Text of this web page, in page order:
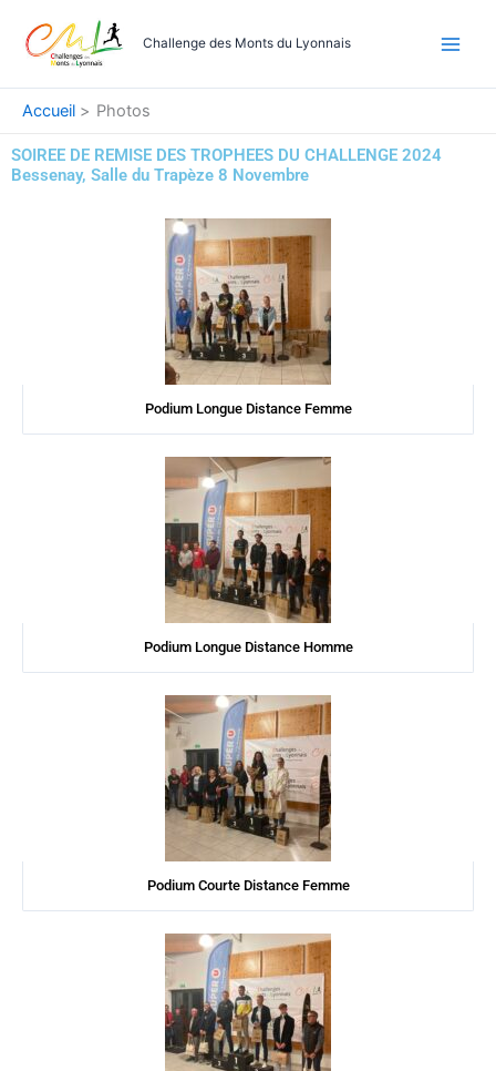
contenu
Challenge des Monts du Lyonnais
Accueil Photos
SOIREE DE REMISE DES TROPHEES DU CHALLENGE 2024
Bessenay, Salle du Trapèze 8 Novembre
Podium Longue Distance Femme
Podium Longue Distance Homme
Podium Courte Distance Femme